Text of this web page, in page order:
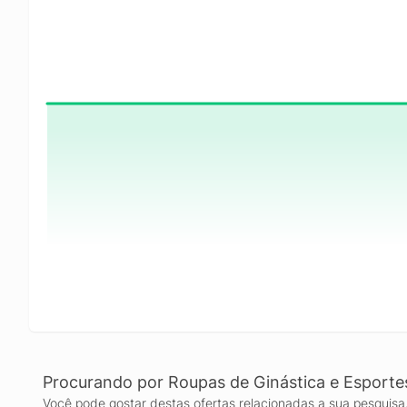
Procurando por Roupas de Ginástica e
Você pode gostar destas ofertas relacionadas a sua